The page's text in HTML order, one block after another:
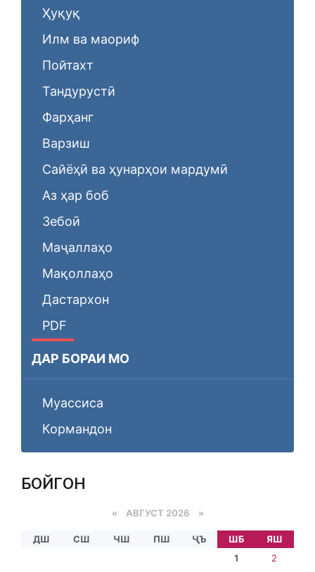
Ҳуқуқ
Илм ва маориф
Пойтахт
Тандурустӣ
Фарҳанг
Варзиш
Сайёҳӣ ва ҳунарҳои мардумӣ
Аз ҳар боб
Зебоӣ
Маҷаллаҳо
Мақоллаҳо
Дастархон
PDF
ДАР БОРАИ МО
Муассиса
Кормандон
БОЙГОНӢ
« АВГУСТ 2026 »
ДШ СШ ЧШ ПШ ҶЪ ШБ
ЯШ
1
2